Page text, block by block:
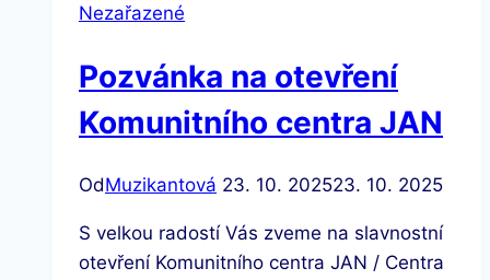
Nezařazené
Pozvánka na otevření
Komunitního centra JAN
OdMuzikantová 23. 10. 202523. 10. 2025
S velkou radostí Vás zveme na slavnostní
otevření Komunitního centra JAN / Centra